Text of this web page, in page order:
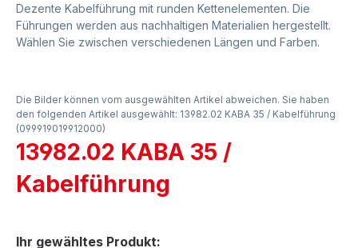
Dezente Kabelführung mit runden Kettenelementen. Die
Führungen werden aus nachhaltigen Materialien hergestellt.
Wählen Sie zwischen verschiedenen Längen und Farben.
Die Bilder können vom ausgewählten Artikel abweichen. Sie haben
den folgenden Artikel ausgewählt: 13982.02 KABA 35 / Kabelführung
(099919019912000)
13982.02 KABA 35 /
Kabelführung
Ihr gewähltes Produkt: